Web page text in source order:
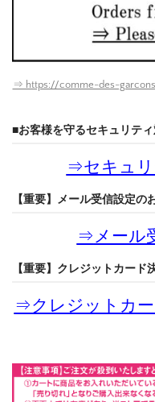
⇒ https://comme-des-
■お客様を守るセキュリテ
⇒セキュ
【重要】メール受信設定の
⇒メール
【重要】クレジットカー
⇒クレジットカ